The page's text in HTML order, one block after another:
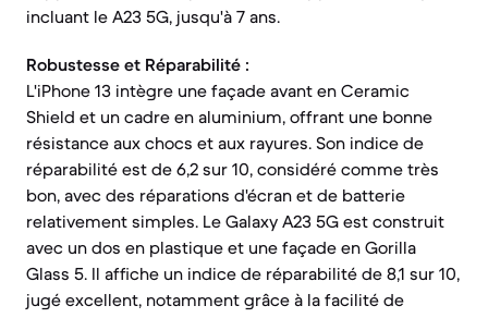
incluant le A23 5G, jusqu'à 7 ans.
Robustesse et Réparabilité :
L'iPhone 13 intègre une façade avant en Ceramic
Shield et un cadre en aluminium, offrant une bonne
résistance aux chocs et aux rayures. Son indice de
réparabilité est de 6,2 sur 10, considéré comme très
bon, avec des réparations d'écran et de batterie
relativement simples. Le Galaxy A23 5G est construit
avec un dos en plastique et une façade en Gorilla
Glass 5. Il affiche un indice de réparabilité de 8,1 sur 10,
jugé excellent, notamment grâce à la facilité de